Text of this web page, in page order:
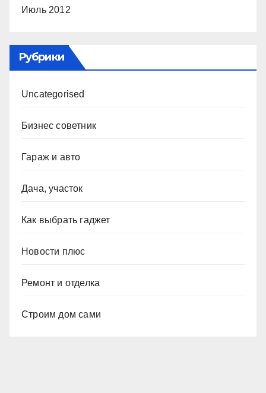
Июль 2012
Рубрики
Uncategorised
Бизнес советник
Гараж и авто
Дача, участок
Как выбрать гаджет
Новости плюс
Ремонт и отделка
Строим дом сами